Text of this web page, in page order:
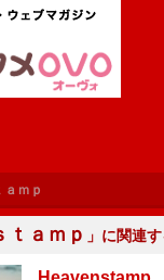
ｍｐ
ｔａｍｐ 」に関連